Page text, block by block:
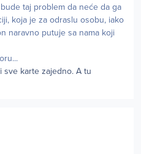
taj problem da neće da ga
koja je za odraslu osobu, iako
naravno putuje sa nama koji
karte zajedno. A tu